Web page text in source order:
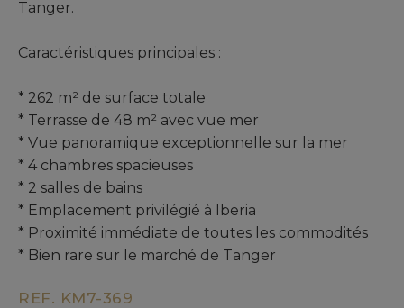
Tanger.
Caractéristiques principales :
* 262 m² de surface totale
* Terrasse de 48 m² avec vue mer
* Vue panoramique exceptionnelle sur la mer
* 4 chambres spacieuses
* 2 salles de bains
* Emplacement privilégié à Iberia
* Proximité immédiate de toutes les commodités
* Bien rare sur le marché de Tanger
REF. KM7-369